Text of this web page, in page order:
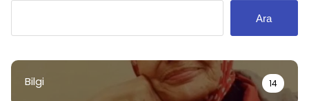
Ara
Bilgi 14